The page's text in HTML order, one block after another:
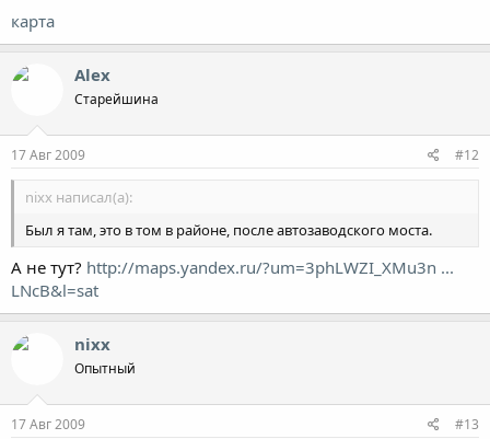
карта
Alex
Старейшина
17 Авг 2009 #12
nixx написал(а):
Был я там, это в том в районе, после автозаводского моста.
А не тут? http://maps.yandex.ru/?um=3phLWZI_XMu3n ...
LNcB&l=sat
nixx
Опытный
17 Авг 2009 #13